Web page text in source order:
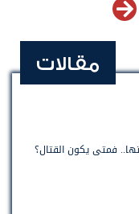
مقالات
فمتى يكون القتال؟